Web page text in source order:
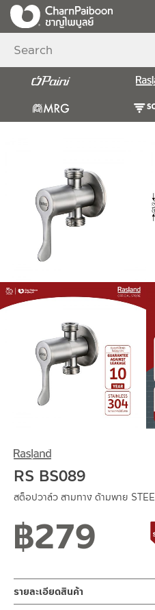
RS BS089
สต็อปวาล์ว สามทาง ด้ามพาย
฿279
รายละเอียดสินค้า